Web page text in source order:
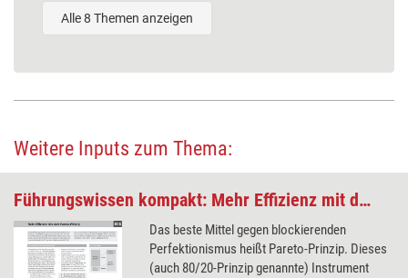
Alle 8 Themen anzeigen
Weitere Inputs zum Thema:
Führungswissen kompakt: Mehr Effizienz mit dem Pareto-Prinzip
Das beste Mittel gegen blockierenden
Perfektionismus heißt Pareto-Prinzip. Dieses
(auch 80/20-Prinzip genannte) Instrument